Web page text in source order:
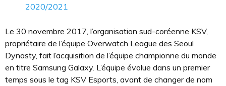
2020/2021
Le 30 novembre 2017, l’organisation sud-coréenne KSV,
propriétaire de l’équipe Overwatch League des Seoul
Dynasty, fait l’acquisition de l’équipe championne du monde
en titre Samsung Galaxy. L’équipe évolue dans un premier
temps sous le tag KSV Esports, avant de changer de nom